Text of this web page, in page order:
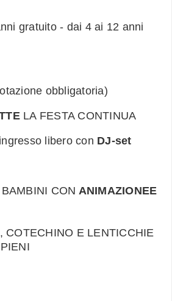
gratuito - dai 4 ai 12 anni
obbligatoria)
LA FESTA CONTINUA
libero con DJ-set
CON ANIMAZIONEE
COTECHINO E LENTICCHIE